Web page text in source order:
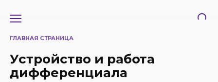
ГЛАВНАЯ СТРАНИЦА
Устройство и работа
дифференциала